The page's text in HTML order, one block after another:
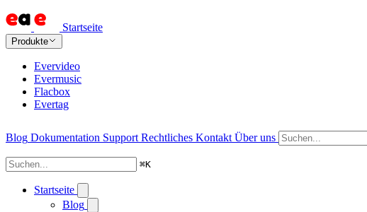
Startseite
Produkte
Evervideo
Evermusic
Flacbox
Evertag
Blog Dokumentation Support Rechtliches Kontakt Über uns
⌘K
Startseite
Blog